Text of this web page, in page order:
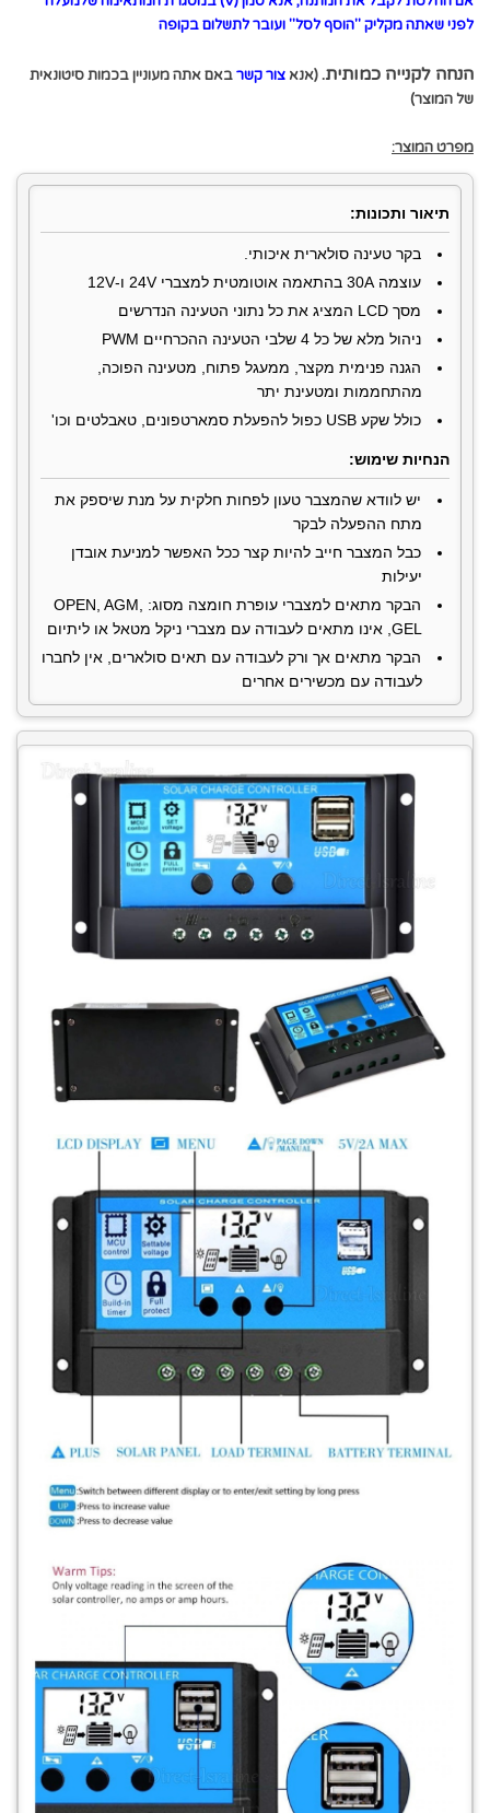
לפני שאתה מקליק "הוסף לסל" ועובר לתשלום בקופה
הנחה לקנייה כמותית.(אנא צור קשרבאם אתה מעוניין בכמות סיטונאית
של המוצר)
מפרט המוצר:
תיאור ותכונות:
בקר טעינה סולארית איכותי.
עוצמה 30A בהתאמה אוטומטית למצברי 24V ו-12V
מסך LCD המציג את כל נתוני הטעינה הנדרשים
ניהול מלא של כל 4 שלבי הטעינה ההכרחיים PWM
הגנה פנימית מקצר, ממעגל פתוח, מטעינה הפוכה,
מהתחממות ומטעינת יתר
כולל שקע USB כפול להפעלת סמארטפונים, טאבלטים וכו'
הנחיות שימוש:
יש לוודא שהמצבר טעון לפחות חלקית על מנת שיספק את
מתח ההפעלה לבקר
כבל המצבר חייב להיות קצר ככל האפשר למניעת אובדן
יעילות
הבקר מתאים למצברי עופרת חומצה מסוג: OPEN, AGM,
GEL, אינו מתאים לעבודה עם מצברי ניקל מטאל או ליתיום
הבקר מתאים אך ורק לעבודה עם תאים סולארים, אין לחברו
לעבודה עם מכשירים אחרים